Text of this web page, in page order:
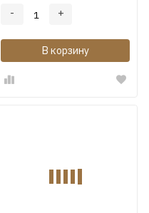
- +
В корзину